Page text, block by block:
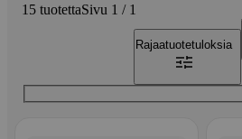
15 tuotettaSivu 1 / 1
Rajaatuotetuloksia